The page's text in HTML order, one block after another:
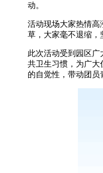
动。
活动现场大家热情高
草，大家毫不退缩，
此次活动受到园区
共卫生习惯，为广大
的自觉性，带动团员